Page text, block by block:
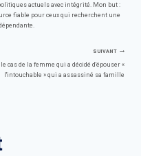
actuels avec intégrité. Mon but :
fiable pour ceux qui recherchent une
SUIVANT
le cas de la femme qui a décidé d'épouser «
l'intouchable » qui a assassiné sa famille